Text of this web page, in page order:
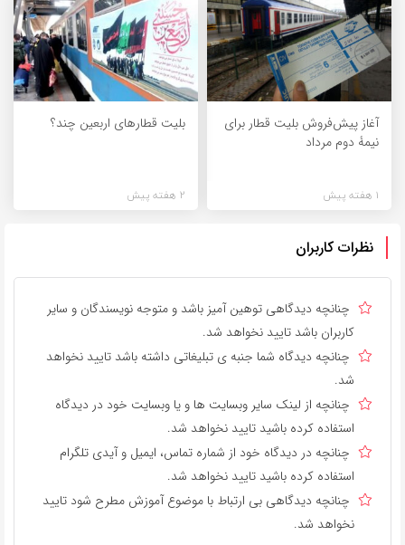
آغاز پیش‌فروش بلیت قطار برای
نیمۀ دوم مرداد
1 هفته پیش
بلیت قطارهای اربعین چند؟
2 هفته پیش
نظرات کاربران
چنانچه دیدگاهی توهین آمیز باشد و متوجه نویسندگان و سایر
کاربران باشد تایید نخواهد شد.
چنانچه دیدگاه شما جنبه ی تبلیغاتی داشته باشد تایید نخواهد
شد.
چنانچه از لینک سایر وبسایت ها و یا وبسایت خود در دیدگاه
استفاده کرده باشید تایید نخواهد شد.
چنانچه در دیدگاه خود از شماره تماس، ایمیل و آیدی تلگرام
استفاده کرده باشید تایید نخواهد شد.
چنانچه دیدگاهی بی ارتباط با موضوع آموزش مطرح شود تایید
نخواهد شد.